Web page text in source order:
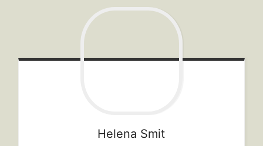
Helena Smit